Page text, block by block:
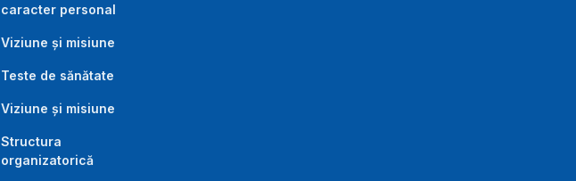
caracter personal
Viziune și misiune
Teste de sănătate
Viziune și misiune
Structura
organizatorică